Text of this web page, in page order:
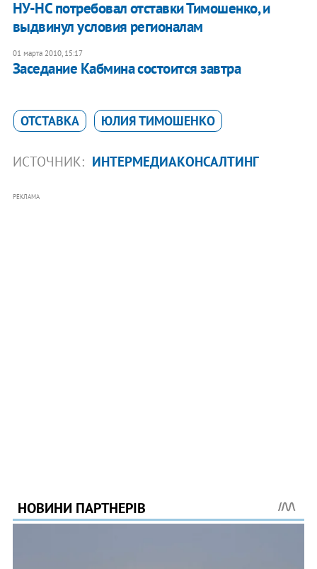
НУ-НС потребовал отставки Тимошенко, и
выдвинул условия регионалам
01 марта 2010, 15:17
Заседание Кабмина состоится завтра
ОТСТАВКА ЮЛИЯ ТИМОШЕНКО
ИСТОЧНИК: ИНТЕРМЕДИАКОНСАЛТИНГ
РЕКЛАМА